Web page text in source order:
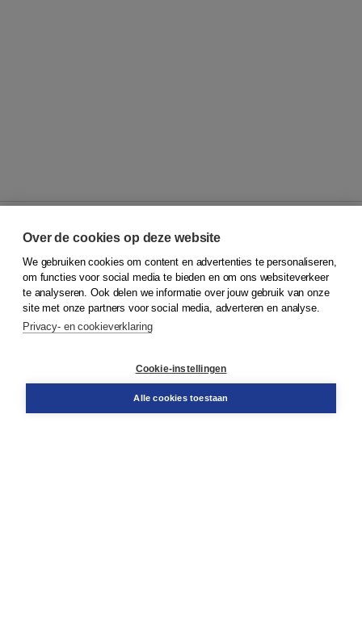
© 2026Koninklijke Boom uitgevers
Klantenservice
Service & informatie
Contact
Over de cookies op deze website
We gebruiken cookies om content en advertenties te personaliseren,
om functies voor social media te bieden en om ons websiteverkeer
te analyseren. Ook delen we informatie over jouw gebruik van onze
site met onze partners voor social media, adverteren en analyse.
Privacy- en cookieverklaring
Cookie-instellingen
Alle cookies toestaan